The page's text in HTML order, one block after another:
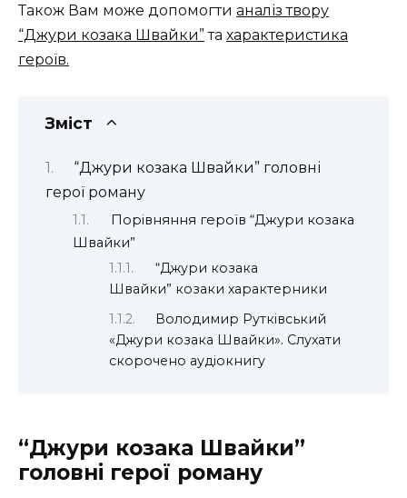
Також Вам може допомогти аналіз твору
“Джури козака Швайки”та характеристика
героїв.
Зміст
“Джури козака Швайки” головні
герої роману
Порівняння героїв “Джури козака
Швайки”
“Джури козака
Швайки” козаки характерники
Володимир Рутківський
«Джури козака Швайки». Слухати
скорочено аудіокнигу
“Джури козака Швайки”
головні герої роману